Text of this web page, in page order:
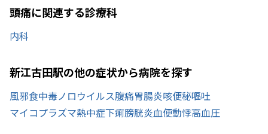
頭痛に関連する診療科
内科
新江古田駅の他の症状から病院を探す
風邪食中毒ノロウイルス腹痛胃腸炎咳便秘嘔吐
マイコプラズマ熱中症下痢膀胱炎血便動悸高血圧